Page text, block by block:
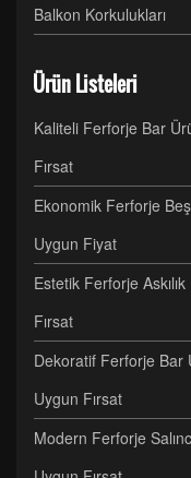
Balkon Korkulukları
Ürün Listeleri
Kaliteli Ferforje Bar
Fırsat
Ekonomik Ferforje
Uygun Fiyat
Estetik Ferforje
Fırsat
Dekoratif Ferforje Bar
Uygun Fırsat
Modern Ferforje